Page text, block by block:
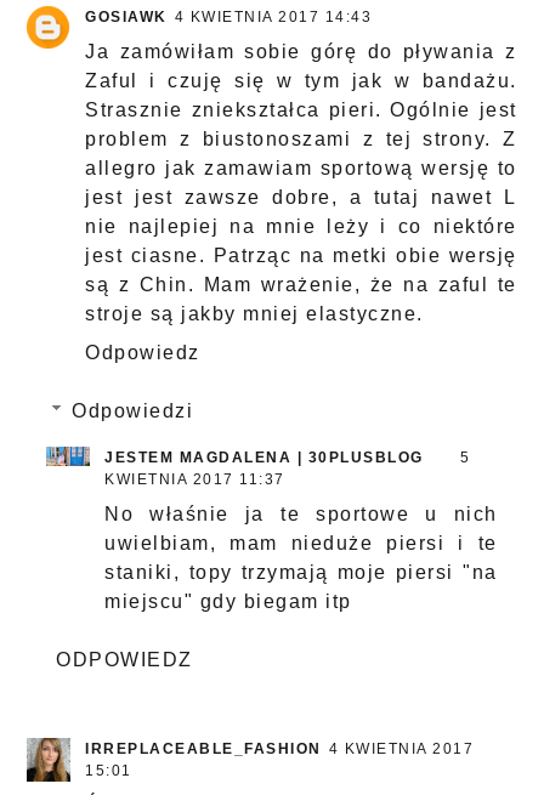
GOSIAWK 4 KWIETNIA 2017 14:43
Ja zamówiłam sobie górę do pływania z
Zaful i czuję się w tym jak w bandażu.
Strasznie zniekształca pieri. Ogólnie jest
problem z biustonoszami z tej strony. Z
allegro jak zamawiam sportową wersję to
jest jest zawsze dobre, a tutaj nawet L
nie najlepiej na mnie leży i co niektóre
jest ciasne. Patrząc na metki obie wersję
są z Chin. Mam wrażenie, że na zaful te
stroje są jakby mniej elastyczne.
Odpowiedz
Odpowiedzi
JESTEM MAGDALENA | 30PLUSBLOG
5
KWIETNIA 2017 11:37
No właśnie ja te sportowe u nich
uwielbiam, mam nieduże piersi i te
staniki, topy trzymają moje piersi "na
miejscu" gdy biegam itp
ODPOWIEDZ
IRREPLACEABLE_FASHION
4 KWIETNIA 2017
15:01